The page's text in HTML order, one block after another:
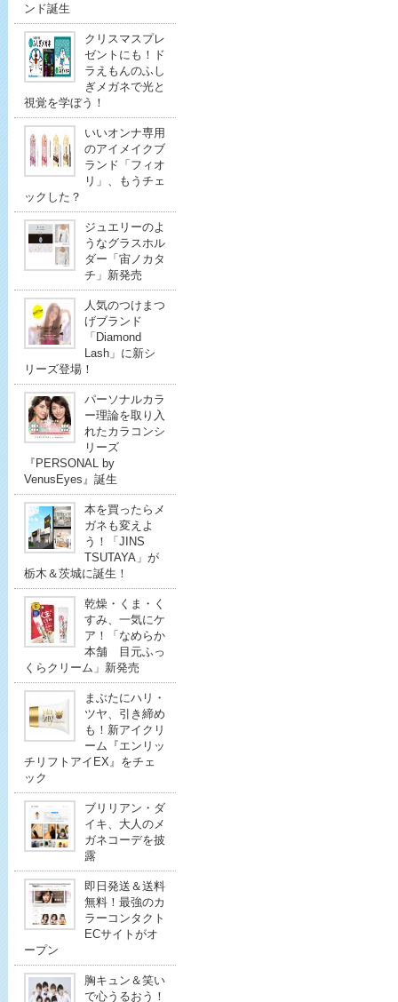
ンド誕生
クリスマスプレ
ゼントにも！ド
ラえもんのふし
ぎメガネで光と
視覚を学ぼう！
いいオンナ専用
のアイメイクブ
ランド「フィオ
リ」、もうチェ
ックした？
ジュエリーのよ
うなグラスホル
ダー「宙ノカタ
チ」新発売
人気のつけまつ
げブランド
「Diamond
Lash」に新シ
リーズ登場！
パーソナルカラ
ー理論を取り入
れたカラコンシ
リーズ
『PERSONAL by
VenusEyes』誕生
本を買ったらメ
ガネも変えよ
う！「JINS
TSUTAYA」が
栃木＆茨城に誕生！
乾燥・くま・く
すみ、一気にケ
ア！「なめらか
本舗 目元ふっ
くらクリーム」新発売
まぶたにハリ・
ツヤ、引き締め
も！新アイクリ
ーム『エンリッ
チリフトアイEX』をチェ
ック
ブリリアン・ダ
イキ、大人のメ
ガネコーデを披
露
即日発送＆送料
無料！最強のカ
ラーコンタクト
ECサイトがオ
ープン
胸キュン＆笑い
で心うるおう！